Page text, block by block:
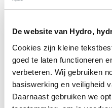
De website van Hydro,
Cookies zijn kleine
goed te laten functioneren
verbeteren. Wij gebruiken
basiswerking en veiligheid
Daarnaast gebruiken we
Studenten en
Carrièregebieden
Duurzaamheid
Engineering
Financiën en
Gezondheid,
Inkoop
Juridisch